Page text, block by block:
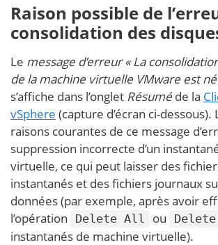
Raison possible de
consolidation des
Le message d’erreur « La
de la machine virtuelle VMware est
s’affiche dans l’onglet Résuméde la
vSphere (capture d’écran ci-dessous).
raisons courantes de ce message
suppression incorrecte d’un
virtuelle, ce qui peut laisser des
instantanés et des fichiers journaux
données (par exemple, après avoir
l’opération
Delete All ou Delete
instantanés de machine virtuelle).